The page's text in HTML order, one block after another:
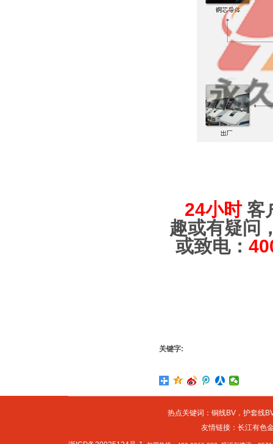
24小时客
趣或有疑问
或致电：
关键字:
热点关键词： 铜线BV， 护套线
友情链接： 长江有色